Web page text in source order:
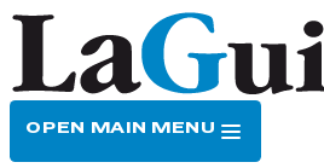
OPEN MAIN MENU